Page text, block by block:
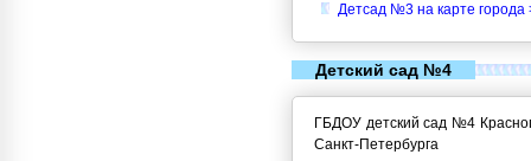
Детсад №3 на карте города
Детский сад №4
ГБДОУ детский сад №4
Санкт-Петербурга